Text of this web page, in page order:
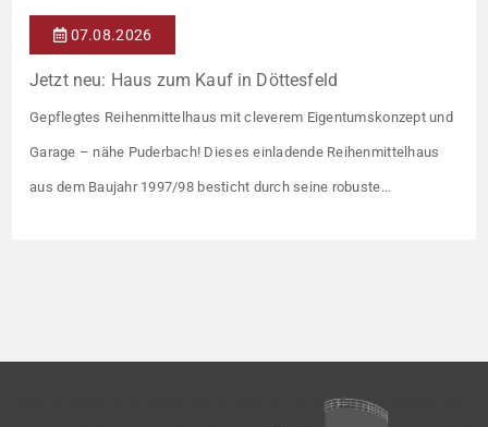
07.08.2026
Jetzt neu: Haus zum Kauf in Döttesfeld
Gepflegtes Reihenmittelhaus mit cleverem Eigentumskonzept und
Garage – nähe Puderbach! Dieses einladende Reihenmittelhaus
aus dem Baujahr 1997/98 besticht durch seine robuste
Veräußert […]